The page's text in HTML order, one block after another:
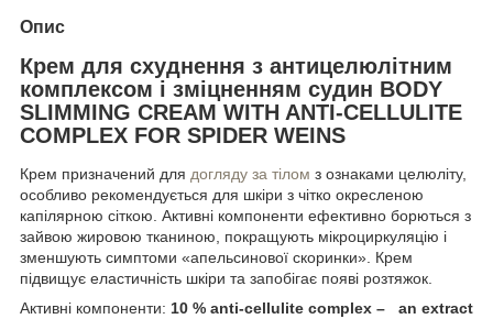
Опис
Крем для схуднення з антицелюлітним
комплексом і зміцненням судин BODY
SLIMMING CREAM WITH ANTI-CELLULITE
COMPLEX FOR SPIDER WEINS
Крем призначений для догляду за тілом з ознаками целюліту,
особливо рекомендується для шкіри з чітко окресленою
капілярною сіткою. Активні компоненти ефективно борються з
зайвою жировою тканиною, покращують мікроциркуляцію і
зменшують симптоми «апельсинової скоринки». Крем
підвищує еластичність шкіри та запобігає появі розтяжок.
Активні компоненти: 10 % anti-cellulite complex – an extract